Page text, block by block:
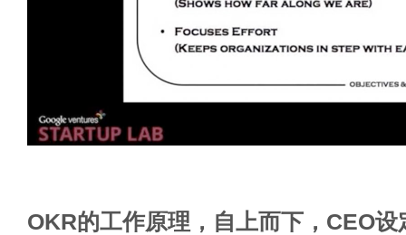
OKR的工作原理，自上而下，CEO